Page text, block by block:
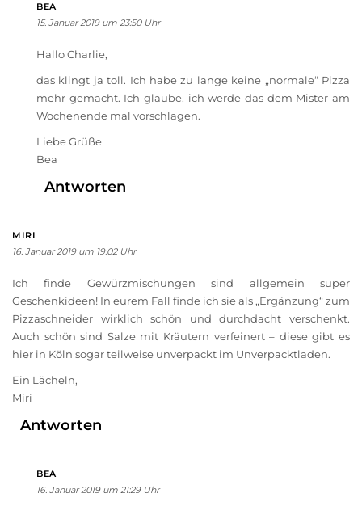
BEA
15. Januar 2019 um 23:50 Uhr
Hallo Charlie,
das klingt ja toll. Ich habe zu lange keine „normale“ Pizza
mehr gemacht. Ich glaube, ich werde das dem Mister am
Wochenende mal vorschlagen.
Liebe Grüße
Bea
Antworten
MIRI
16. Januar 2019 um 19:02 Uhr
Ich finde Gewürzmischungen sind allgemein super
Geschenkideen! In eurem Fall finde ich sie als „Ergänzung“ zum
Pizzaschneider wirklich schön und durchdacht verschenkt.
Auch schön sind Salze mit Kräutern verfeinert – diese gibt es
hier in Köln sogar teilweise unverpackt im Unverpacktladen.
Ein Lächeln,
Miri
Antworten
BEA
16. Januar 2019 um 21:29 Uhr